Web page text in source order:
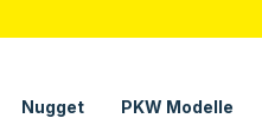
Nugget PKW Modelle